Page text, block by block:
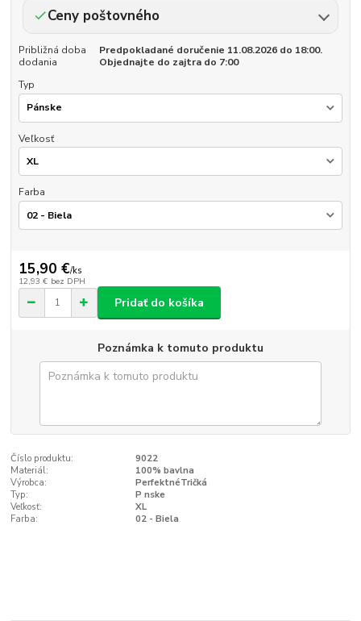
Ceny poštovného
Približná doba
dodania
Predpokladané doručenie 11.08.2026 do 18:00.
Objednajte do zajtra do 7:00
Typ
Veľkosť
Farba
15,90 €/ks
12,93 € bez DPH
Pridať do košíka
Poznámka k tomuto produktu
Číslo produktu:
9022
Materiál:
100% bavlna
Výrobca:
PerfektnéTričká
Typ:
P nske
Veľkosť:
XL
Farba:
02 - Biela